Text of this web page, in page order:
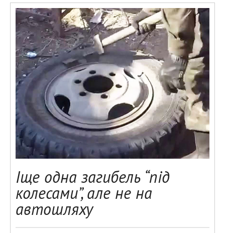
Іще одна загибель “під
колесами”, але не на
автошляху